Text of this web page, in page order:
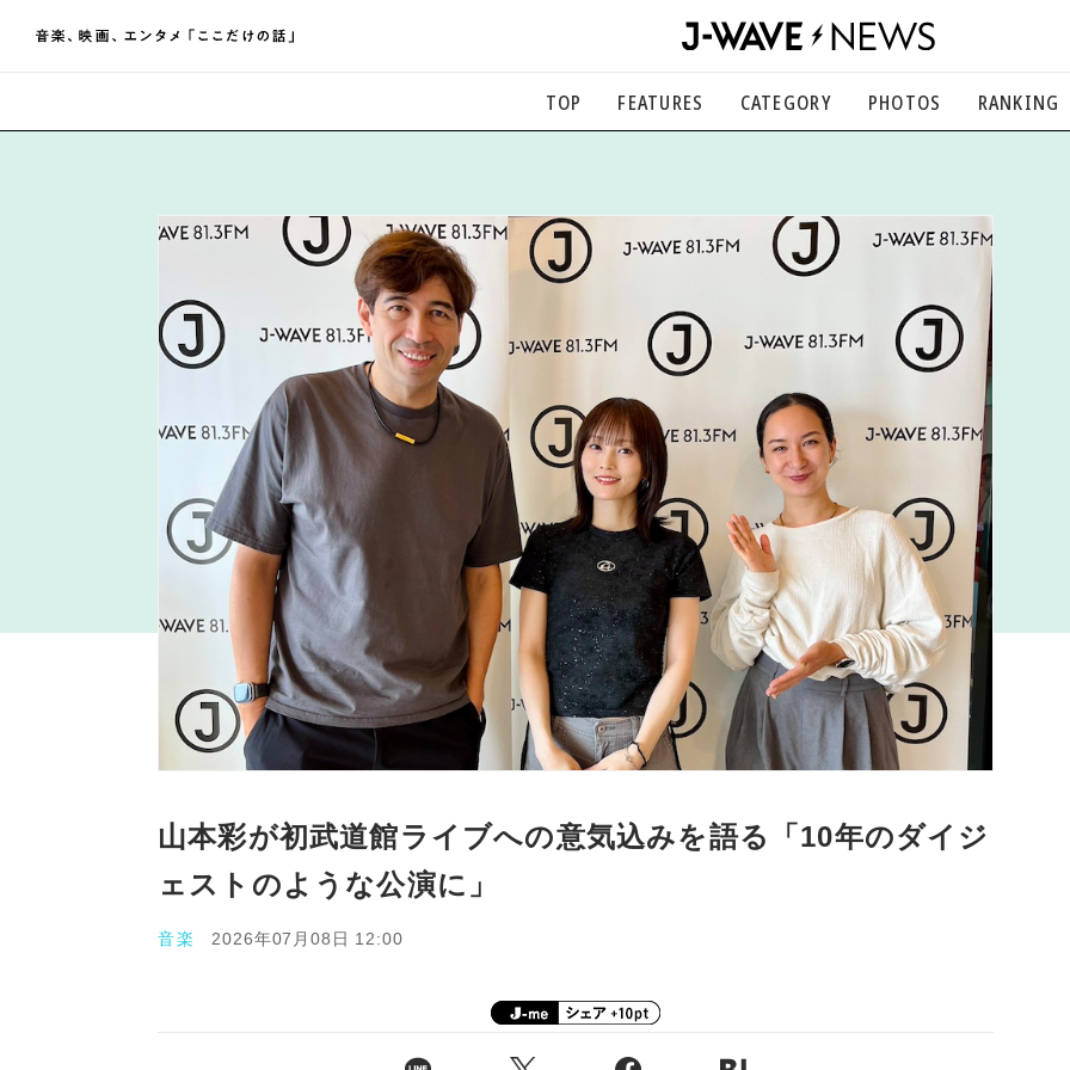
TOP FEATURES CATEGORY
映画、芸能、舞台、スポーツなど
カルチャー
アート、文芸、マンガなど
食、健康、美容…暮らし豊かに
国内、海外の気になるトピック
PHOTOS RANKING
山本彩が初武道館ライブへの意気込みを語る「10年のダイジ
ェストのような公演に」
音楽 2026年07月08日 12:00